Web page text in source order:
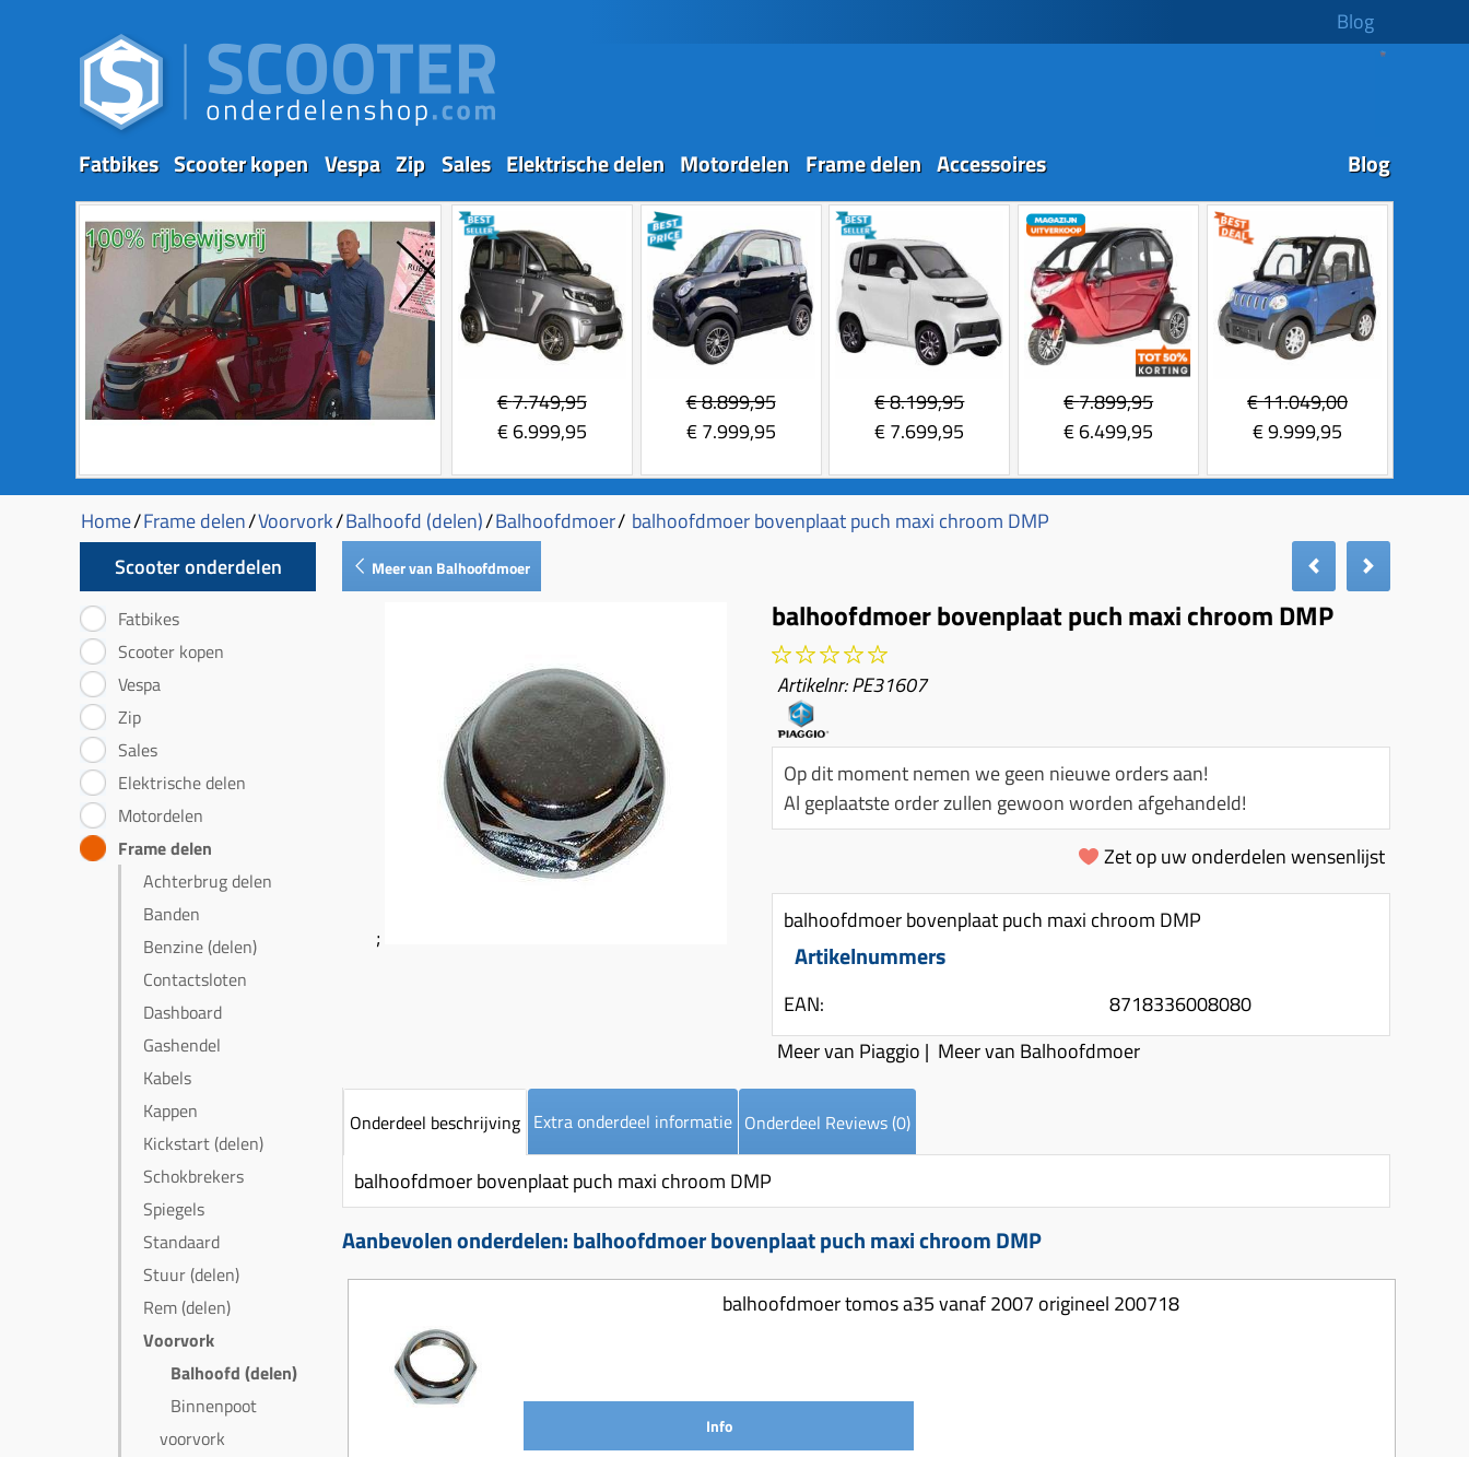
Blog
Fatbikes Scooter kopen Vespa Zip Sales Elektrische delen Motordelen Frame delen Accessoires Blog
€7.749,95
€6.999,95
€8.899,95
€7.999,95
€8.199,95
€7.699,95
€7.899,95
€6.499,95
€11.049,00
€9.999,95
Home/Frame delen/Voorvork/Balhoofd (delen)/Balhoofdmoer/ balhoofdmoer bovenplaat puch maxi chroom DMP
Scooter onderdelen
Fatbikes
Scooter kopen
Vespa
Zip
Sales
Elektrische delen
Motordelen
Frame delen
Achterbrug delen
Banden
Benzine (delen)
Contactsloten
Dashboard
Gashendel
Kabels
Kappen
Kickstart (delen)
Schokbrekers
Spiegels
Standaard
Stuur (delen)
Rem (delen)
Voorvork
Balhoofd (delen)
Binnenpoot
voorvork
Meer van Balhoofdmoer
;
balhoofdmoer bovenplaat puch maxi chroom DMP
Artikelnr:PE31607
Op dit moment nemen we geen nieuwe orders aan!
Al geplaatste order zullen gewoon worden afgehandeld!
Zet op uw onderdelen wensenlijst
balhoofdmoer bovenplaat puch maxi chroom DMP
Artikelnummers
EAN:
8718336008080
Meer van Piaggio | Meer van Balhoofdmoer
Onderdeel beschrijving Extra onderdeel informatie Onderdeel Reviews (0)
balhoofdmoer bovenplaat puch maxi chroom DMP
Aanbevolen onderdelen: balhoofdmoer bovenplaat puch maxi chroom DMP
balhoofdmoer tomos a35 vanaf 2007 origineel 200718
Info